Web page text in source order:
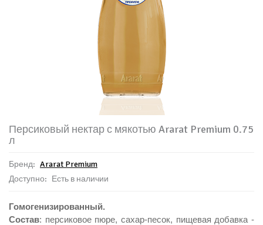
Персиковый нектар с мякотью Ararat Premium 0.75
л
Бренд: Ararat Premium
Доступно: Есть в наличии
Гомогенизированный.
Состав: персиковое пюре, сахар-песок, пищевая добавка -